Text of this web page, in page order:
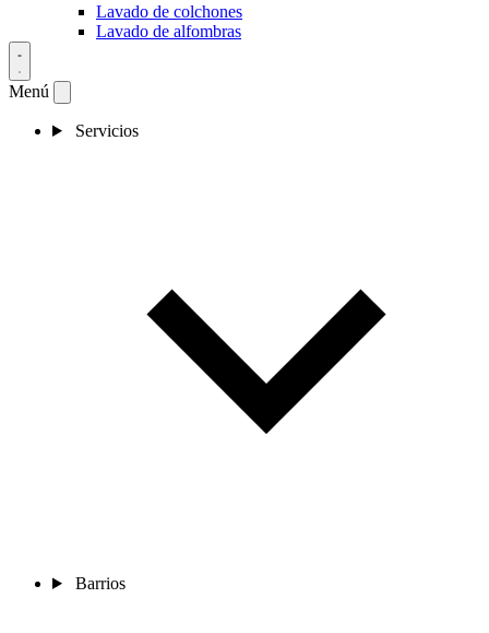
Lavado de colchones
Lavado de alfombras
Menú
Servicios
Barrios